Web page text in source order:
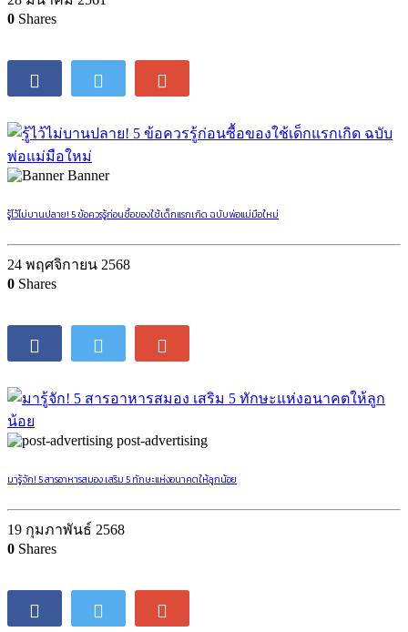
0 Shares
Banner
รู้ไว้ไม่บานปลาย! 5 ข้อควรรู้ก่อนซื้อของใช้เด็กแรกเกิด ฉบับพ่อแม่มือใหม่
24 พฤศจิกายน 2568
0 Shares
post-advertising
มารู้จัก! 5 สารอาหารสมอง เสริม 5 ทักษะแห่งอนาคตให้ลูกน้อย
19 กุมภาพันธ์ 2568
0 Shares